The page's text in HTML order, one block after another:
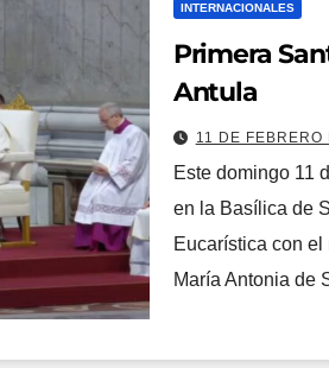
INTERNACIONALES
Primera
Antula
11 DE FEBRERO
Este domingo 11
en la Basílica de
Eucarística con
María Antonia de